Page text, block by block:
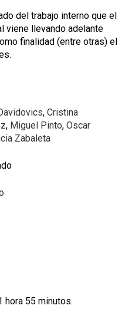
del trabajo interno que el
viene llevando adelante
finalidad (entre otras) el
, Cristina
, Miguel Pinto, Oscar
Zabaleta
hora 55 minutos.